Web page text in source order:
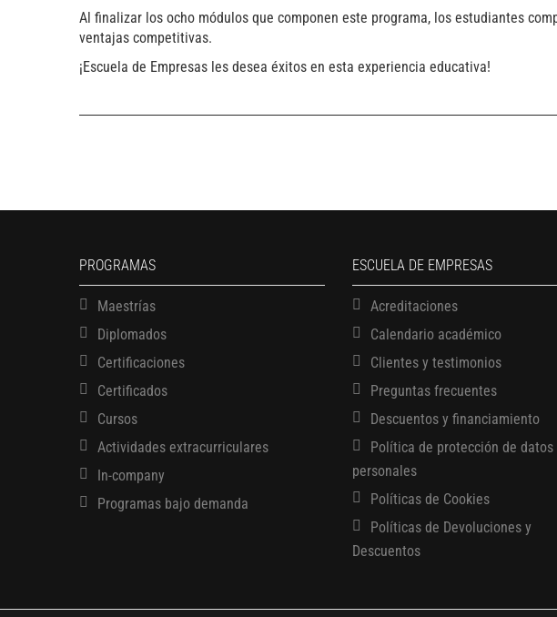
Al finalizar los ocho módulos que componen este programa, los estudiantes
ventajas competitivas.
¡Escuela de Empresas les desea éxitos en esta experiencia educativa!
PROGRAMAS
Maestrías
Diplomados
Certificaciones
Certificados
Cursos
Actividades extracurriculares
In-company
Programas bajo demanda
ESCUELA DE EMPRESAS
Acreditaciones
Calendario académico
Clientes y testimonios
Preguntas frecuentes
Descuentos y financiamiento
Política de protección de datos
personales
Políticas de Cookies
Políticas de Devoluciones y
Descuentos